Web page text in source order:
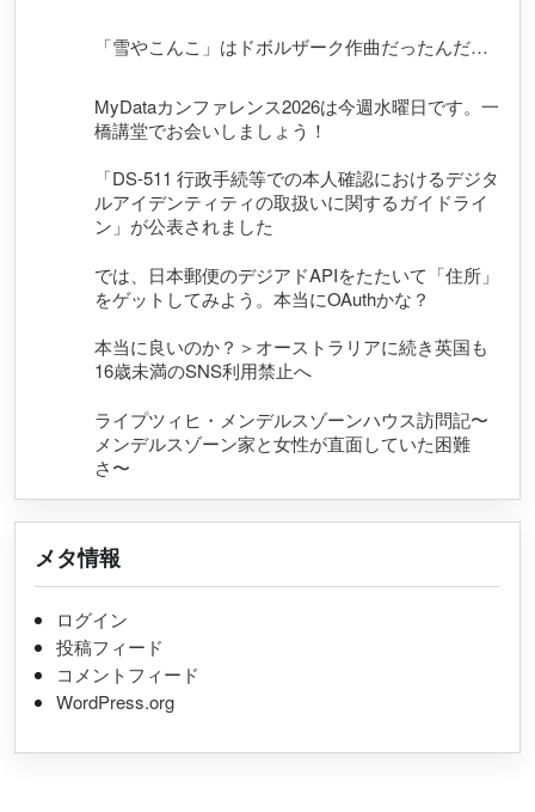
「雪やこんこ」はドボルザーク作曲だったんだ…
MyDataカンファレンス2026は今週水曜日です。一
橋講堂でお会いしましょう！
「DS-511 行政手続等での本人確認におけるデジタ
ルアイデンティティの取扱いに関するガイドライ
ン」が公表されました
では、日本郵便のデジアドAPIをたたいて「住所」
をゲットしてみよう。本当にOAuthかな？
本当に良いのか？＞オーストラリアに続き英国も
16歳未満のSNS利用禁止へ
ライプツィヒ・メンデルスゾーンハウス訪問記〜
メンデルスゾーン家と女性が直面していた困難
さ〜
メタ情報
ログイン
投稿フィード
コメントフィード
WordPress.org